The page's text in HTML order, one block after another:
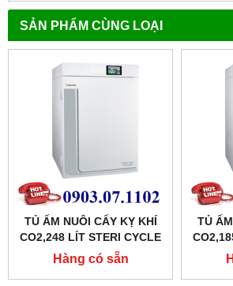
SẢN PHẨM CÙNG LOẠI
TỦ ẤM NUÔI CẤY KỴ KHÍ
CO2,248 LÍT STERI CYCLE
382 HÃNG TAISITELAB
Hàng có sẵn
TỦ
381